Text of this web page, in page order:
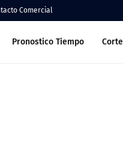
Comercial
Pronostico Tiempo